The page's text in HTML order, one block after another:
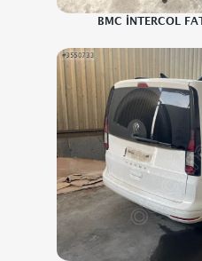
BMC İNTERCOL